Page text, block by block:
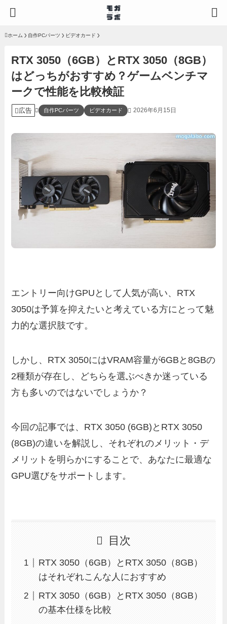
ホーム 自作PCパーツ ビデオカード
RTX 3050（6GB）とRTX 3050（8GB）
はどっちがおすすめ？ゲームベンチマ
ークで性能を比較検証
広告 自作PCパーツ ビデオカード 2026年6月15日
エントリー向けGPUとして人気が高い、RTX
3050は予算を抑えたいと考えている方にとって魅
力的な選択肢です。
しかし、RTX 3050にはVRAM容量が6GBと8GBの
2種類が存在し、どちらを選ぶべきか迷っている
方も多いのではないでしょうか？
今回の記事では、RTX 3050 (6GB)とRTX 3050
(8GB)の違いを解説し、それぞれのメリット・デ
メリットを明らかにすることで、あなたに最適な
GPU選びをサポートします。
目次
RTX 3050（6GB）とRTX 3050（8GB）
はそれぞれこんな人におすすめ
RTX 3050（6GB）とRTX 3050（8GB）
の基本仕様を比較